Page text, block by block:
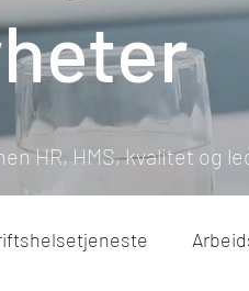
HR, HMS, kvalitet og